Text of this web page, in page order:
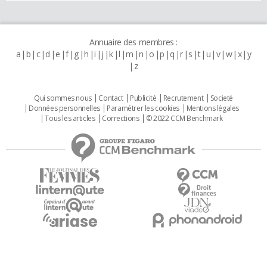
Annuaire des membres :
a b c d e f g h i j k l m n o p q r s t u v w x y
z
Qui sommes nous Contact Publicité Recrutement
Societé
Données personnelles
Paramétrer les cookies
Mentions légales
Tous les articles
Corrections © 2022 CCM Benchmark